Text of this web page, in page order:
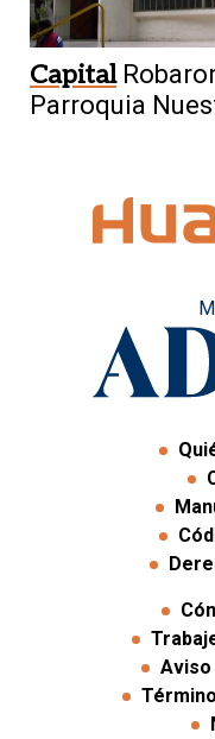
Capital
Parroquia
Aviso